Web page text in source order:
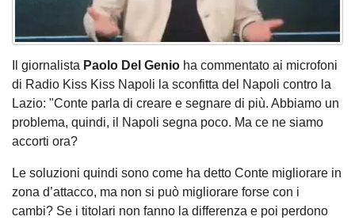
Il giornalista Paolo Del Genio ha commentato ai microfoni
di Radio Kiss Kiss Napoli la sconfitta del Napoli contro la
Lazio: "Conte parla di creare e segnare di più. Abbiamo un
problema, quindi, il Napoli segna poco. Ma ce ne siamo
accorti ora?
Le soluzioni quindi sono come ha detto Conte migliorare in
zona d’attacco, ma non si può migliorare forse con i
cambi? Se i titolari non fanno la differenza e poi perdono